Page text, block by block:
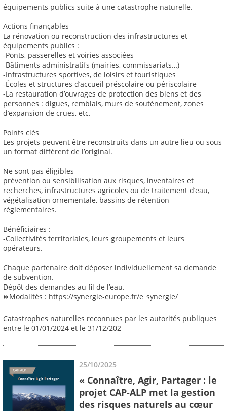
équipements publics suite à une catastrophe naturelle.
Actions finançables
La rénovation ou reconstruction des infrastructures et
équipements publics :
-Ponts, passerelles et voiries associées
-Bâtiments administratifs (mairies, commissariats…)
-Infrastructures sportives, de loisirs et touristiques
-Écoles et structures d’accueil préscolaire ou périscolaire
-La restauration d’ouvrages de protection des biens et des
personnes : digues, remblais, murs de soutènement, zones
d’expansion de crues, etc.
Points clés
Les projets peuvent être reconstruits dans un autre lieu ou sous
un format différent de l’original.
Ne sont pas éligibles
prévention ou sensibilisation aux risques, inventaires et
recherches, infrastructures agricoles ou de traitement d’eau,
végétalisation ornementale, bassins de rétention
réglementaires.
Bénéficiaires :
-Collectivités territoriales, leurs groupements et leurs
opérateurs.
Chaque partenaire doit déposer individuellement sa demande
de subvention.
Dépôt des demandes au fil de l’eau.
⏩Modalités : https://synergie-europe.fr/e_synergie/
Catastrophes naturelles reconnues par les autorités publiques
entre le 01/01/2024 et le 31/12/202
25/10/2025
« Connaître, Agir, Partager : le
projet CAP-ALP met la gestion
des risques naturels au cœur